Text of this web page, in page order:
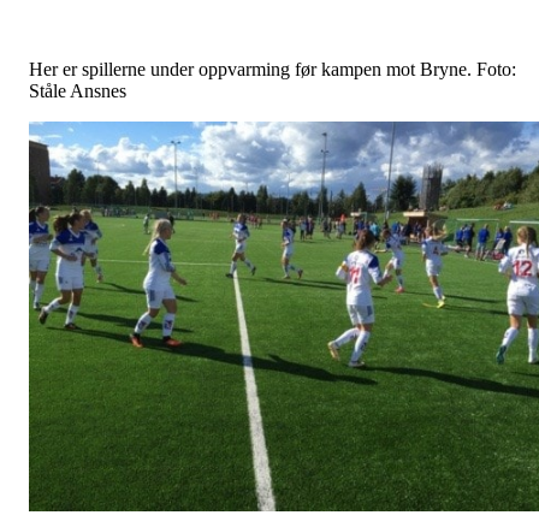
Her er spillerne under oppvarming før kampen mot Bryne. Foto:
Ståle Ansnes